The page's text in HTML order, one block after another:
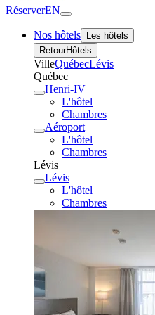
RéserverEN
Nos hôtels
Les hôtels
RetourHôtels
VilleQuébecLévis
Québec
Henri-IV
L'hôtel
Chambres
Aéroport
L'hôtel
Chambres
Lévis
Lévis
L'hôtel
Chambres